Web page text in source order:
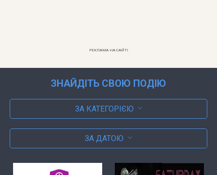
РЕКЛАМА НА САЙТІ
ЗНАЙДІТЬ СВОЮ ПОДІЮ
ЗА КАТЕГОРІЄЮ
ЗА ДАТОЮ